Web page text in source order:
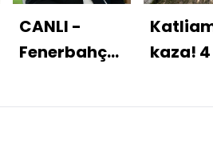
CANLI -
Fenerbahçe'de
kaza!